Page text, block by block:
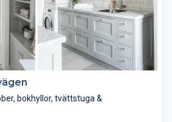
bokhyllor, tvättstuga &